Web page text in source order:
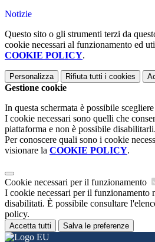
Notizie
Questo sito o gli strumenti terzi da
cookie necessari al funzionamento ed
COOKIE POLICY.
Personalizza Rifiuta tutti i cookies
Gestione cookie
In questa schermata è possibile
I cookie necessari sono quelli che
piattaforma e non è possibile disabilitarli.
Per conoscere quali sono i cookie
visionare la COOKIE POLICY.
Cookie necessari per il funzionamento
I cookie necessari per il funzionamento
disabilitati. È possibile consultare
policy.
Accetta tutti Salva le preferenze